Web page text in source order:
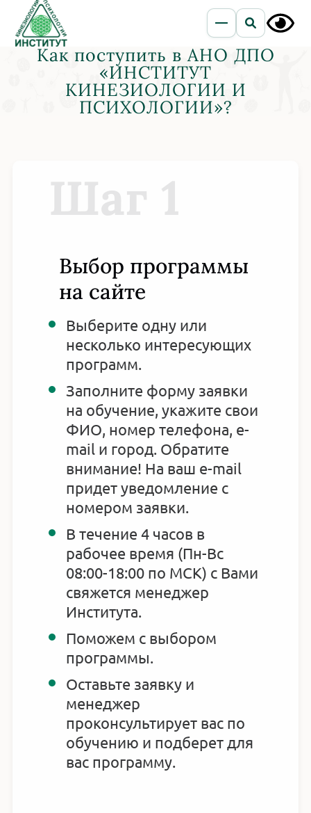
Как поступить в АНО ДПО
«ИНСТИТУТ
КИНЕЗИОЛОГИИ И
ПСИХОЛОГИИ»?
Шаг 1
Выбор программы
на сайте
Выберите одну или
несколько интересующих
программ.
Заполните форму заявки
на обучение, укажите свои
ФИО, номер телефона, e-
mail и город. Обратите
внимание! На ваш e-mail
придет уведомление с
номером заявки.
В течение 4 часов в
рабочее время (Пн-Вс
08:00-18:00 по МСК) с Вами
свяжется менеджер
Института.
Поможем с выбором
программы.
Оставьте заявку и
менеджер
проконсультирует вас по
обучению и подберет для
вас программу.